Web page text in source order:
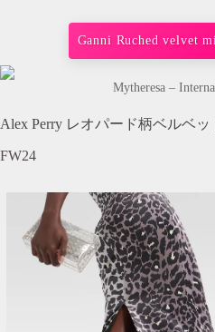
Ganni Ruched velvet
Mytheresa –
Alex Perry レオパード柄ベルベッ
FW24